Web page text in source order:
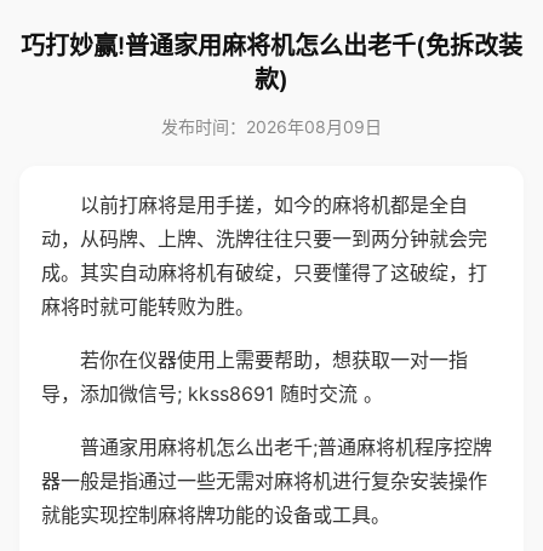
巧打妙赢!普通家用麻将机怎么出老千(免拆改装
款)
发布时间：2026年08月09日
以前打麻将是用手搓，如今的麻将机都是全自
动，从码牌、上牌、洗牌往往只要一到两分钟就会完
成。其实自动麻将机有破绽，只要懂得了这破绽，打
麻将时就可能转败为胜。
若你在仪器使用上需要帮助，想获取一对一指
导，添加微信号; kkss8691 随时交流 。
普通家用麻将机怎么出老千;普通麻将机程序控牌
器一般是指通过一些无需对麻将机进行复杂安装操作
就能实现控制麻将牌功能的设备或工具。